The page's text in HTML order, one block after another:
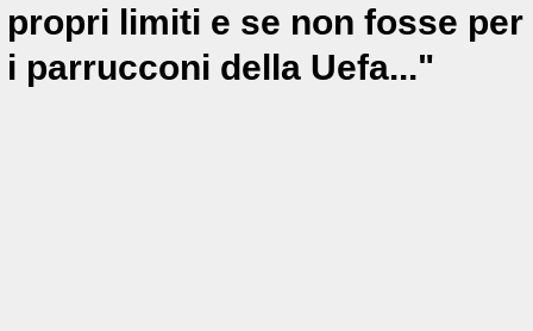
propri limiti e se non fosse per
i parrucconi della Uefa..."